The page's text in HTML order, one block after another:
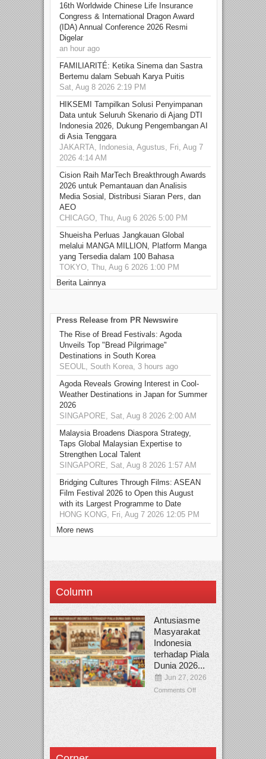
16th Worldwide Chinese Life Insurance
Congress & International Dragon Award
(IDA) Annual Conference 2026 Resmi
Digelar
an hour ago
FAMILIARITÉ: Ketika Sinema dan Sastra
Bertemu dalam Sebuah Karya Puitis
Sat, Aug 8 2026 2:19 PM
HIKSEMI Tampilkan Solusi Penyimpanan
Data untuk Seluruh Skenario di Ajang DTI
Indonesia 2026, Dukung Pengembangan AI
di Asia Tenggara
JAKARTA, Indonesia, Agustus, Fri, Aug 7
2026 4:14 AM
Cision Raih MarTech Breakthrough Awards
2026 untuk Pemantauan dan Analisis
Media Sosial, Distribusi Siaran Pers, dan
AEO
CHICAGO, Thu, Aug 6 2026 5:00 PM
Shueisha Perluas Jangkauan Global
melalui MANGA MILLION, Platform Manga
yang Tersedia dalam 100 Bahasa
TOKYO, Thu, Aug 6 2026 1:00 PM
Berita Lainnya
Press Release from PR Newswire
The Rise of Bread Festivals: Agoda
Unveils Top "Bread Pilgrimage"
Destinations in South Korea
SEOUL, South Korea, 3 hours ago
Agoda Reveals Growing Interest in Cool-
Weather Destinations in Japan for Summer
2026
SINGAPORE, Sat, Aug 8 2026 2:00 AM
Malaysia Broadens Diaspora Strategy,
Taps Global Malaysian Expertise to
Strengthen Local Talent
SINGAPORE, Sat, Aug 8 2026 1:57 AM
Bridging Cultures Through Films: ASEAN
Film Festival 2026 to Open this August
with its Largest Programme to Date
HONG KONG, Fri, Aug 7 2026 12:05 PM
More news
Column
Antusiasme
Masyarakat
Indonesia
terhadap Piala
Dunia 2026...
Jun 27, 2026
Comments Off